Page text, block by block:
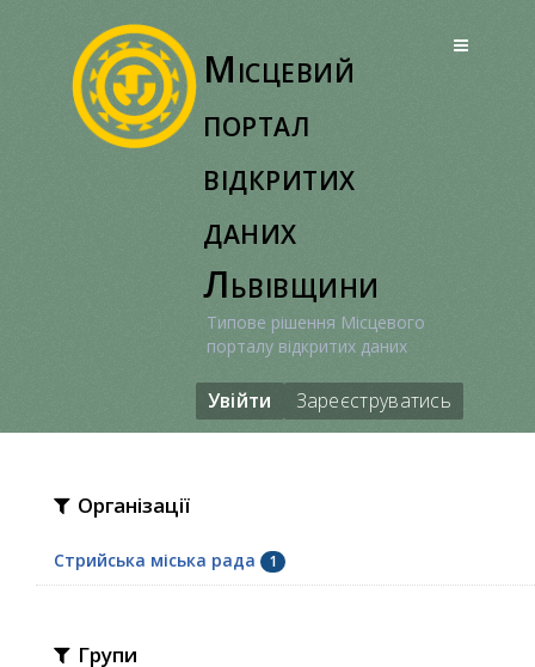
Місцевий
портал
відкритих
даних
Львівщини
Типове рішення Місцевого
порталу відкритих даних
Увійти Зареєструватись
Організації
Стрийська міська рада 1
Групи